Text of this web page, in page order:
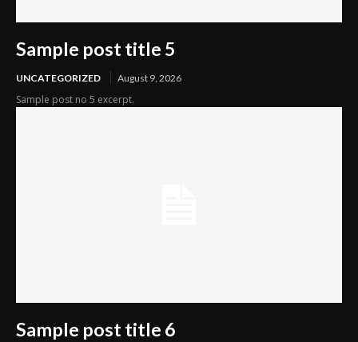
Sample post title 5
UNCATEGORIZED August 9, 2026
Sample post no 5 excerpt.
Sample post title 6